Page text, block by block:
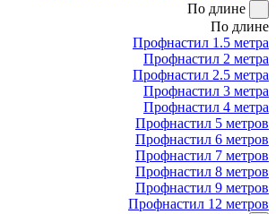
По длине
По длине
Профнастил 1.5 метра
Профнастил 2 метра
Профнастил 2.5 метра
Профнастил 3 метра
Профнастил 4 метра
Профнастил 5 метров
Профнастил 6 метров
Профнастил 7 метров
Профнастил 8 метров
Профнастил 9 метров
Профнастил 12 метров